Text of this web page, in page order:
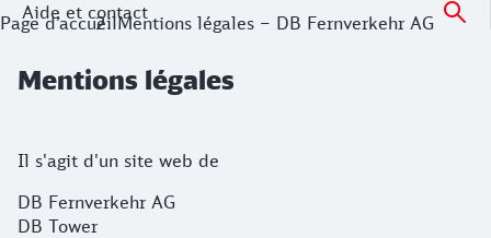
Aide et contact
Mentions légales
Page d’accueilMentions légales – DB Fernverkehr AG
Mentions légales
Informations détaillées
Il s'agit d'un site web de
DB Fernverkehr AG
DB Tower